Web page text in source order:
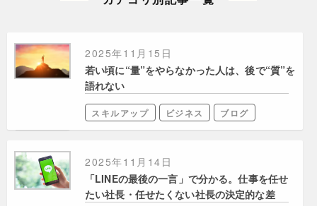
2025年11月15日
若い頃に“量”をやらなかった人は、後で“質”を
語れない
スキルアップ ビジネス ブログ
2025年11月14日
「LINEの最後の一言」で分かる。仕事を任せ
たい社長・任せたくない社長の決定的な差